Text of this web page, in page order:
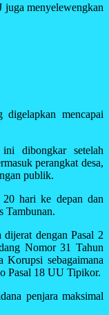
juga menyelewengkan
mencapai
dibongkar setelah
perangkat desa,
publik.
20 hari ke depan dan
Tambunan.
dengan Pasal 2
Nomor 31 Tahun
Korupsi sebagaimana
Pasal 18 UU Tipikor.
penjara maksimal